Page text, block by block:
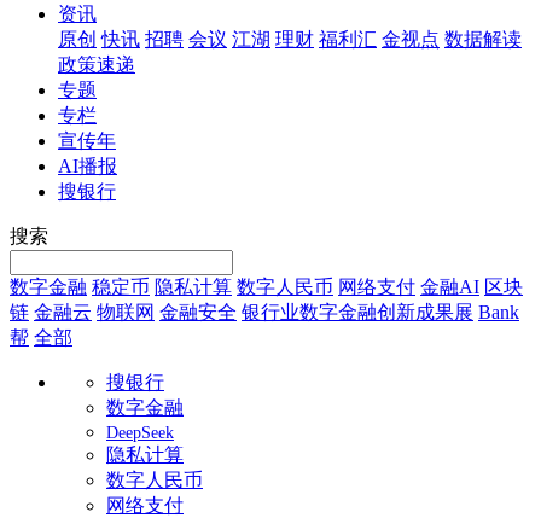
资讯
原创 快讯 招聘 会议 江湖 理财 福利汇 金视点 数据解读
政策速递
专题
专栏
宣传年
AI播报
搜银行
搜索
数字金融 稳定币 隐私计算 数字人民币 网络支付 金融AI 区块
链 金融云 物联网 金融安全 银行业数字金融创新成果展 Bank
帮 全部
搜银行
数字金融
DeepSeek
隐私计算
数字人民币
网络支付